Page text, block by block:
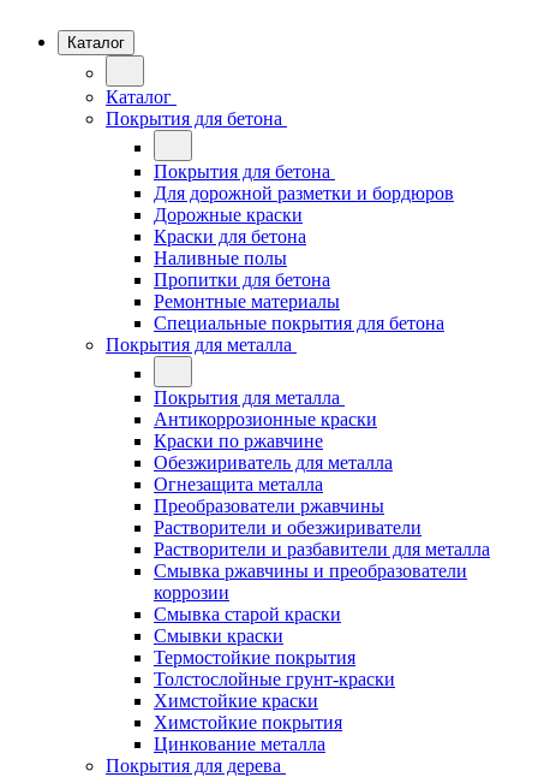
Каталог
Каталог
Покрытия для бетона
Покрытия для бетона
Для дорожной разметки и бордюров
Дорожные краски
Краски для бетона
Наливные полы
Пропитки для бетона
Ремонтные материалы
Специальные покрытия для бетона
Покрытия для металла
Покрытия для металла
Антикоррозионные краски
Краски по ржавчине
Обезжириватель для металла
Огнезащита металла
Преобразователи ржавчины
Растворители и обезжириватели
Растворители и разбавители для металла
Смывка ржавчины и преобразователи
коррозии
Смывка старой краски
Смывки краски
Термостойкие покрытия
Толстослойные грунт-краски
Химстойкие краски
Химстойкие покрытия
Цинкование металла
Покрытия для дерева